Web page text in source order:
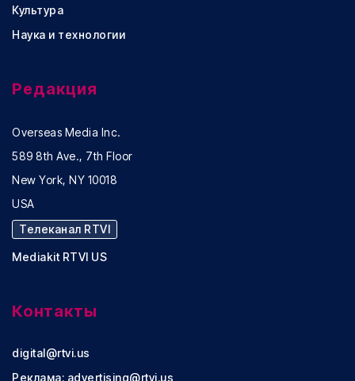
Культура
Наука и технологии
Редакция
Overseas Media Inc.
589 8th Ave., 7th Floor
New York, NY 10018
USA
Телеканал RTVI
Mediakit RTVI US
Контакты
digital@rtvi.us
Реклама: advertising@rtvi.us